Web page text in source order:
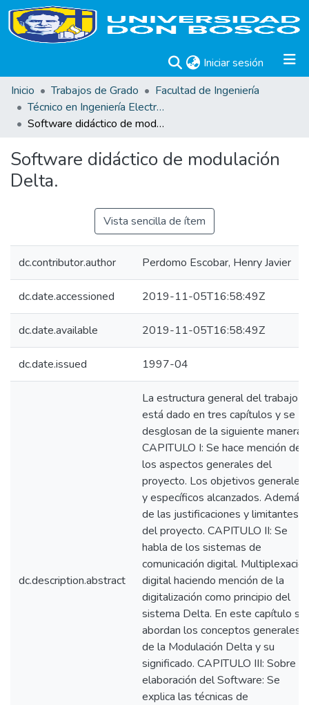
Iniciar sesión (current)
Inicio
Trabajos de Grado
Facultad de Ingeniería
Técnico en Ingeniería Electrónica. Trabajos de Graduación.
Software didáctico de modulación Delta.
Software didáctico de modulación
Delta.
Vista sencilla de ítem
dc.contributor.author Perdomo Escobar, Henry Javier
dc.date.accessioned 2019-11-05T16:58:49Z
dc.date.available 2019-11-05T16:58:49Z
dc.date.issued 1997-04
dc.description.abstract
La estructura general del trabajo
está dado en tres capítulos y se
desglosan de la siguiente manera:
CAPITULO I: Se hace mención de
los aspectos generales del
proyecto. Los objetivos generales
y específicos alcanzados. Además
de las justificaciones y limitantes
del proyecto. CAPITULO II: Se
habla de los sistemas de
comunicación digital. Multiplexación
digital haciendo mención de la
digitalización como principio del
sistema Delta. En este capítulo se
abordan los conceptos generales
de la Modulación Delta y su
significado. CAPITULO III: Sobre la
elaboración del Software: Se
explica las técnicas de